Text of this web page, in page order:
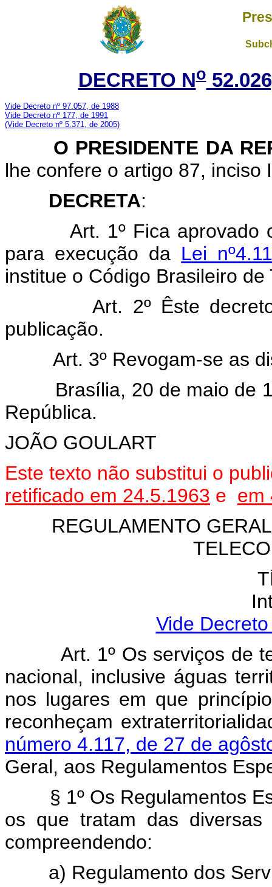
DECRETO No
Vide Decreto nº 97.057, de 1988
Vide Decreto nº 177, de 1991
(Vide Decreto nº 5.371, de 2005)
O PRESIDENTE DA
lhe confere o artigo 87, inciso
DECRETA:
Art. 1º Fica aprovado o
para execução da Lei
institue o Código Brasileiro de
Art. 2º Êste decreto
publicação.
Art. 3º Revogam-se as
Brasília, 20 de maio de
República.
JOÃO GOULART
Este texto não substitui o
retificado em 24.5.1963 e em
REGULAMENTO
Vide
Art. 1º Os serviços de
nacional, inclusive águas
nos lugares em que
reconheçam
número 4.117, de 27 de
Geral, aos Regulamentos
§ 1º Os Regulamentos
os que tratam das diversas
compreendendo:
a) Regulamento dos